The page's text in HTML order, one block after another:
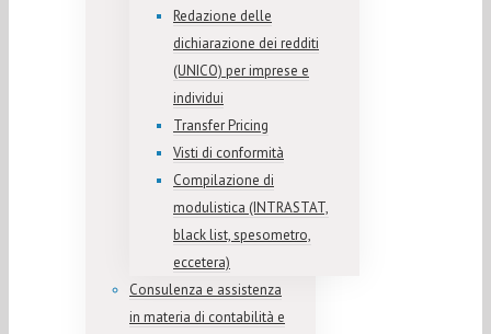
Redazione delle
dichiarazione dei redditi
(UNICO) per imprese e
individui
Transfer Pricing
Visti di conformità
Compilazione di
modulistica (INTRASTAT,
black list, spesometro,
eccetera)
Consulenza e assistenza
in materia di contabilità e